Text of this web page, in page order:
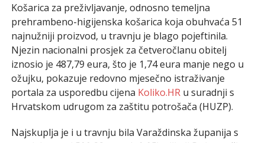
Košarica za preživljavanje, odnosno temeljna
prehrambeno-higijenska košarica koja obuhvaća 51
najnužniji proizvod, u travnju je blago pojeftinila.
Njezin nacionalni prosjek za četveročlanu obitelj
iznosio je 487,79 eura, što je 1,74 eura manje nego u
ožujku, pokazuje redovno mjesečno istraživanje
portala za usporedbu cijena Koliko.HRu suradnji s
Hrvatskom udrugom za zaštitu potrošača (HUZP).
Najskuplja je i u travnju bila Varaždinska županija s